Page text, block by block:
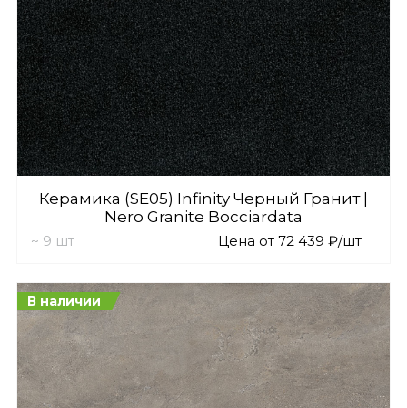
Керамика (SE05) Infinity Черный Гранит |
Nero Granite Bocciardata
~ 9 шт Цена от 72 439 ₽/шт
В наличии